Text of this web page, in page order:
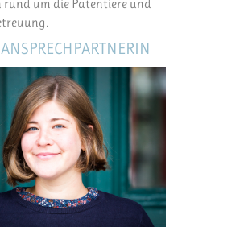
rund um die Patentiere und